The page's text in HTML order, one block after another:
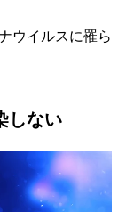
ウイルスに罹ら
しない